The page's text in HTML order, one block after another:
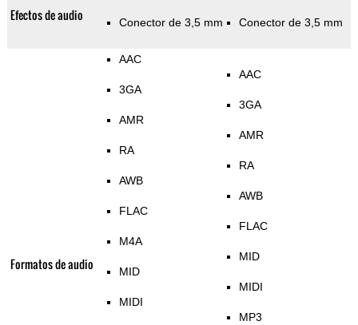
Efectos de audio Conector de 3,5 mm Conector de 3,5 mm
Formatos de audio
AAC
3GA
AMR
RA
AWB
FLAC
M4A
MID
MIDI
AAC
3GA
AMR
RA
AWB
FLAC
MID
MIDI
MP3